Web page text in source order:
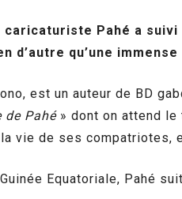
caricaturiste Pahé a
d’autre qu’une
est un auteur de BD
de Pahé» dont on attend le
vie de ses compatriotes,
Equatoriale, Pahé